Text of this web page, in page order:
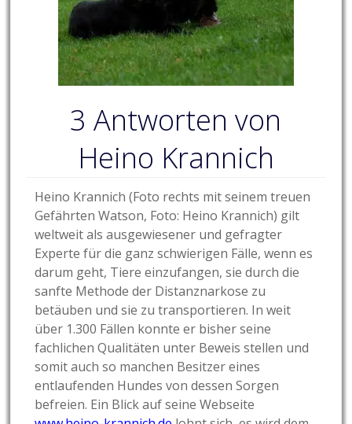
3 Antworten von
Heino Krannich
Heino Krannich (Foto rechts mit seinem treuen
Gefährten Watson, Foto: Heino Krannich) gilt
weltweit als ausgewiesener und gefragter
Experte für die ganz schwierigen Fälle, wenn es
darum geht, Tiere einzufangen, sie durch die
sanfte Methode der Distanznarkose zu
betäuben und sie zu transportieren. In weit
über 1.300 Fällen konnte er bisher seine
fachlichen Qualitäten unter Beweis stellen und
somit auch so manchen Besitzer eines
entlaufenden Hundes von dessen Sorgen
befreien. Ein Blick auf seine Webseite